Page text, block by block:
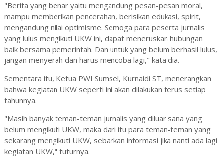
"Berita yang benar yaitu mengandung pesan-pesan moral,
mampu memberikan pencerahan, berisikan edukasi, spirit,
mengandung nilai optimisme. Semoga para peserta jurnalis
yang lulus mengikuti UKW ini, dapat meneruskan hubungan
baik bersama pemerintah. Dan untuk yang belum berhasil lulus,
jangan menyerah dan harus mencoba lagi," kata dia.
Sementara itu, Ketua PWI Sumsel, Kurnaidi ST, menerangkan
bahwa kegiatan UKW seperti ini akan dilakukan terus setiap
tahunnya.
"Masih banyak teman-teman jurnalis yang diluar sana yang
belum mengikuti UKW, maka dari itu para teman-teman yang
sekarang mengikuti UKW, sebarkan informasi jika nanti ada lagi
kegiatan UKW," tuturnya.